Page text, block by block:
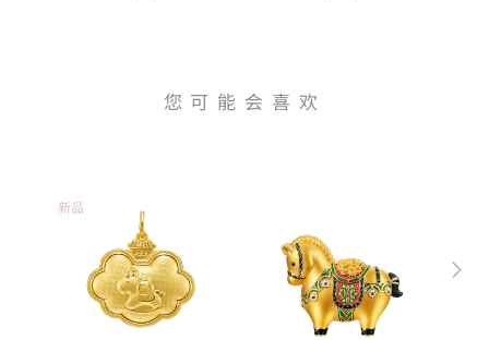
您可能会喜欢
新品